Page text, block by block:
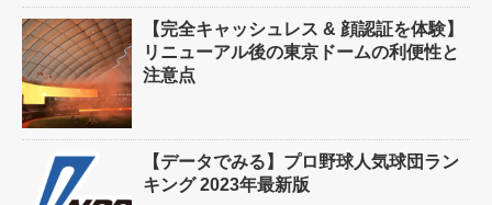
【完全キャッシュレス & 顔認証を体験】
リニューアル後の東京ドームの利便性と
注意点
【データでみる】プロ野球人気球団ラン
キング 2023年最新版